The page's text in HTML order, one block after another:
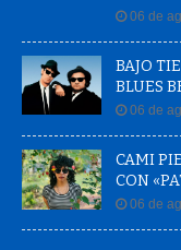
06 de
BAJO
BLUES
06 de
CAMI
CON
06 de